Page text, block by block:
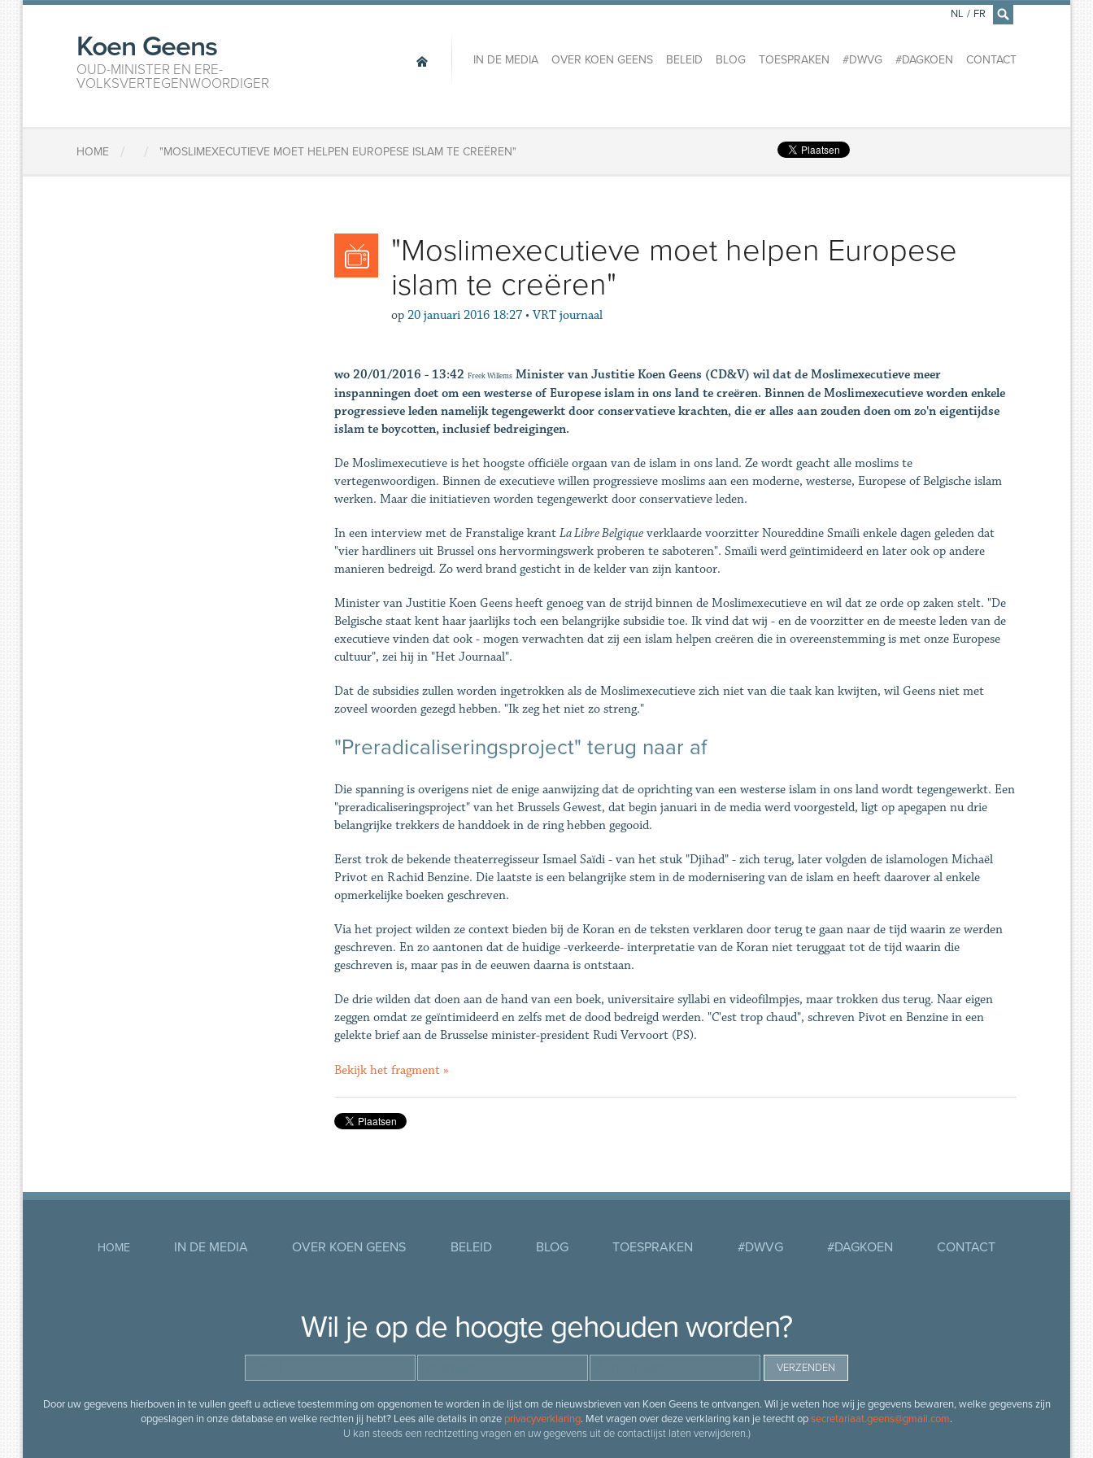
×
Koen Geens
OUD-MINISTER EN ERE-
VOLKSVERTEGENWOORDIGER
IN DE MEDIA OVER KOEN GEENS BELEID BLOG TOESPRAKEN #DWVG #DAGKOEN CONTACT
NL / FR
HOME / / "MOSLIMEXECUTIEVE MOET HELPEN EUROPESE ISLAM TE CREËREN"
"Moslimexecutieve moet helpen Europese
islam te creëren"
op 20 januari 2016 18:27 • VRT journaal
wo 20/01/2016 - 13:42 Freek Willems Minister van Justitie Koen Geens (CD&V) wil dat de Moslimexecutieve meer
inspanningen doet om een westerse of Europese islam in ons land te creëren. Binnen de Moslimexecutieve worden enkele
progressieve leden namelijk tegengewerkt door conservatieve krachten, die er alles aan zouden doen om zo'n eigentijdse
islam te boycotten, inclusief bedreigingen.
De Moslimexecutieve is het hoogste officiële orgaan van de islam in ons land. Ze wordt geacht alle moslims te
vertegenwoordigen. Binnen de executieve willen progressieve moslims aan een moderne, westerse, Europese of Belgische islam
werken. Maar die initiatieven worden tegengewerkt door conservatieve leden.
In een interview met de Franstalige krant La Libre Belgiqueverklaarde voorzitter Noureddine Smaïli enkele dagen geleden dat
"vier hardliners uit Brussel ons hervormingswerk proberen te saboteren". Smaïli werd geïntimideerd en later ook op andere
manieren bedreigd. Zo werd brand gesticht in de kelder van zijn kantoor.
Minister van Justitie Koen Geens heeft genoeg van de strijd binnen de Moslimexecutieve en wil dat ze orde op zaken stelt. "De
Belgische staat kent haar jaarlijks toch een belangrijke subsidie toe. Ik vind dat wij - en de voorzitter en de meeste leden van de
executieve vinden dat ook - mogen verwachten dat zij een islam helpen creëren die in overeenstemming is met onze Europese
cultuur", zei hij in "Het Journaal".
Dat de subsidies zullen worden ingetrokken als de Moslimexecutieve zich niet van die taak kan kwijten, wil Geens niet met
zoveel woorden gezegd hebben. "Ik zeg het niet zo streng."
"Preradicaliseringsproject" terug naar af
Die spanning is overigens niet de enige aanwijzing dat de oprichting van een westerse islam in ons land wordt tegengewerkt. Een
"preradicaliseringsproject" van het Brussels Gewest, dat begin januari in de media werd voorgesteld, ligt op apegapen nu drie
belangrijke trekkers de handdoek in de ring hebben gegooid.
Eerst trok de bekende theaterregisseur Ismael Saïdi - van het stuk "Djihad" - zich terug, later volgden de islamologen Michaël
Privot en Rachid Benzine. Die laatste is een belangrijke stem in de modernisering van de islam en heeft daarover al enkele
opmerkelijke boeken geschreven.
Via het project wilden ze context bieden bij de Koran en de teksten verklaren door terug te gaan naar de tijd waarin ze werden
geschreven. En zo aantonen dat de huidige -verkeerde- interpretatie van de Koran niet teruggaat tot de tijd waarin die
geschreven is, maar pas in de eeuwen daarna is ontstaan.
De drie wilden dat doen aan de hand van een boek, universitaire syllabi en videofilmpjes, maar trokken dus terug. Naar eigen
zeggen omdat ze geïntimideerd en zelfs met de dood bedreigd werden. "C'est trop chaud", schreven Pivot en Benzine in een
gelekte brief aan de Brusselse minister-president Rudi Vervoort (PS).
Bekijk het fragment »
HOME IN DE MEDIA OVER KOEN GEENS BELEID BLOG TOESPRAKEN #DWVG #DAGKOEN CONTACT
Wil je op de hoogte gehouden worden?
Door uw gegevens hierboven in te vullen geeft u actieve toestemming om opgenomen te worden in de lijst om de nieuwsbrieven van Koen Geens te ontvangen. Wil je weten hoe wij je gegevens bewaren, welke gegevens zijn
opgeslagen in onze database en welke rechten jij hebt? Lees alle details in onze privacyverklaring. Met vragen over deze verklaring kan je terecht opsecretariaat.geens@gmail.com.
U kan steeds een rechtzetting vragen en uw gegevens uit de contactlijst laten verwijderen.)